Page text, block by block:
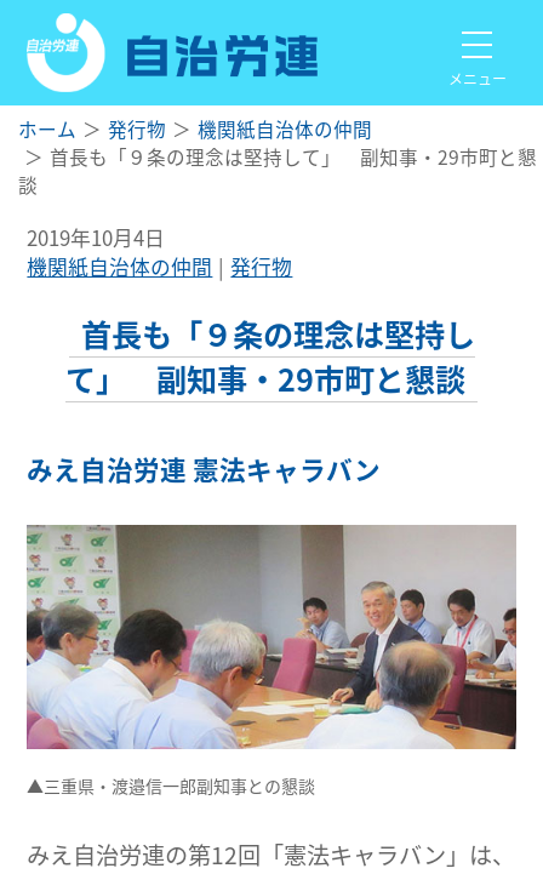
メニュー
ホーム 発行物
機関紙自治体の仲間
首長も「９条の理念は堅持して」 副知事・29市町と懇
談
2019年10月4日
機関紙自治体の仲間
発行物
首長も「９条の理念は堅持し
て」 副知事・29市町と懇談
みえ自治労連 憲法キャラバン
▲三重県・渡邉信一郎副知事との懇談
みえ自治労連の第12回「憲法キャラバン」は、